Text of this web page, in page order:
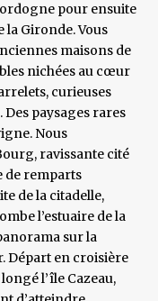
pour ensuite
la Gironde. Vous
maisons de
nichées au cœur
curieuses
Des paysages rares
Nous
ravissante cité
de remparts
de la citadelle,
l’estuaire de la
sur la
Départ en croisière
l’île Cazeau,